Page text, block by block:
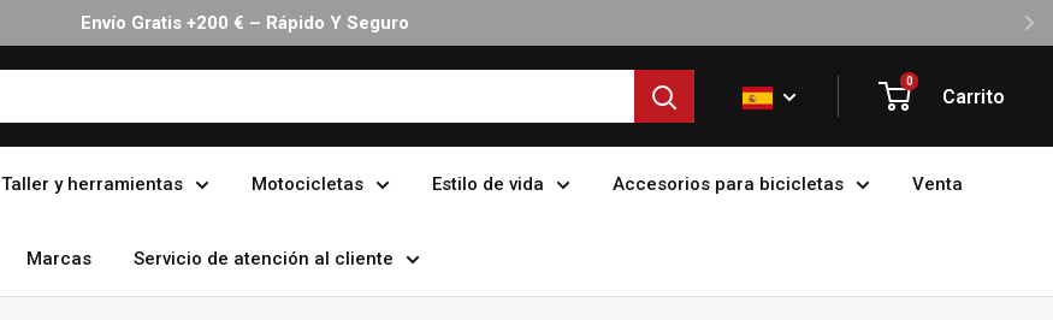
Envío Gratis +200 € – Rápido Y Seguro
0
Carrito
Taller y herramientas Motocicletas Estilo de vida Accesorios para bicicletas Venta
Marcas Servicio de atención al cliente